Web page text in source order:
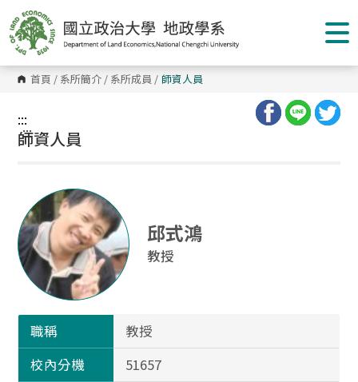
到
主
要
內
容
區 首頁 / 系所簡介 / 系所成員 / 師資人員
:::
:::
師資人員
邱式鴻
教授
職稱
教授
校內分機
51657